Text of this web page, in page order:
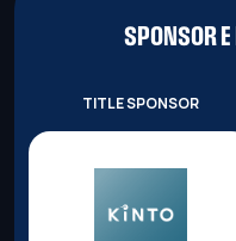
SPONSOR
TITLE SPONSOR